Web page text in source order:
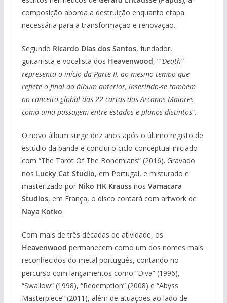
composição aborda a destruição enquanto etapa
necessária para a transformação e renovação.
Segundo Ricardo Dias dos Santos, fundador,
guitarrista e vocalista dos Heavenwood, “”Death”
representa o início da Parte II, ao mesmo tempo que
reflete o final do álbum anterior, inserindo-se também
no conceito global das 22 cartas dos Arcanos Maiores
como uma passagem entre estados e planos distintos“.
O novo álbum surge dez anos após o último registo de
estúdio da banda e conclui o ciclo conceptual iniciado
com “The Tarot Of The Bohemians” (2016). Gravado
nos Lucky Cat Studio, em Portugal, e misturado e
masterizado por Niko HK Kraussnos Vamacara
Studios, em França, o disco contará com artwork de
Naya Kotko.
Com mais de três décadas de atividade, os
Heavenwood permanecem como um dos nomes mais
reconhecidos do metal português, contando no
percurso com lançamentos como “Diva” (1996),
“Swallow” (1998), “Redemption” (2008) e “Abyss
Masterpiece” (2011), além de atuações ao lado de